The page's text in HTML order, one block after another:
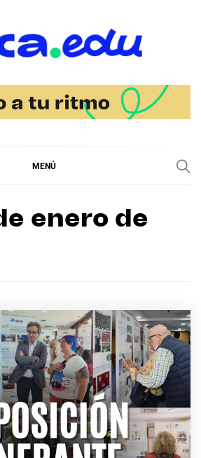
MENÚ
enero de